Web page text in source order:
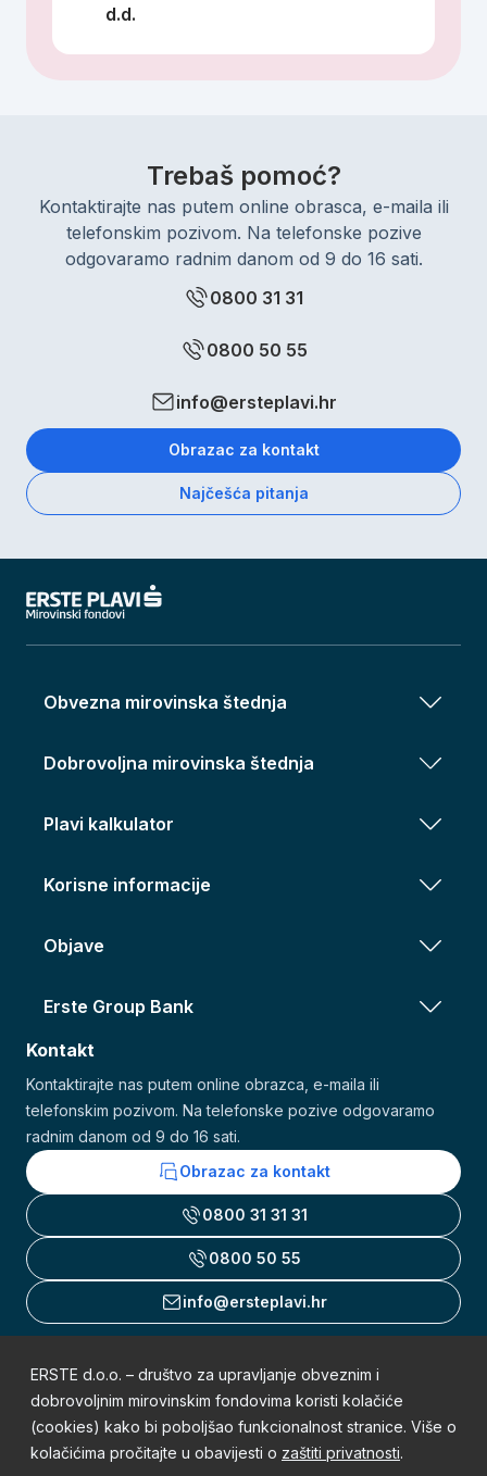
d.d.
Trebaš pomoć?
Kontaktirajte nas putem online obrasca, e-maila ili
telefonskim pozivom. Na telefonske pozive
odgovaramo radnim danom od 9 do 16 sati.
0800 31 31
0800 50 55
info@ersteplavi.hr
Obrazac za kontakt
Najčešća pitanja
Obvezna mirovinska štednja
Dobrovoljna mirovinska štednja
Plavi kalkulator
Korisne informacije
Objave
Erste Group Bank
Kontakt
Kontaktirajte nas putem online obrazca, e-maila ili
telefonskim pozivom. Na telefonske pozive odgovaramo
radnim danom od 9 do 16 sati.
Obrazac za kontakt
0800 31 31 31
0800 50 55
info@ersteplavi.hr
Uvjeti korištenja
Obavijest o zaštiti osobnih podataka
Mapa weba
ERSTE d.o.o. – društvo za upravljanje obveznim i
dobrovoljnim mirovinskim fondovima koristi kolačiće
(cookies) kako bi poboljšao funkcionalnost stranice. Više o
kolačićima pročitajte u obavijesti o zaštiti privatnosti.